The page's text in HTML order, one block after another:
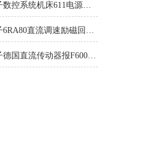
西门子数控系统机床611电源模块灯不显示修复解决
西门子6RA80直流调速励磁回路坏报F60005修复排除
西门子德国直流传动器报F60067高温报警修复排除方法